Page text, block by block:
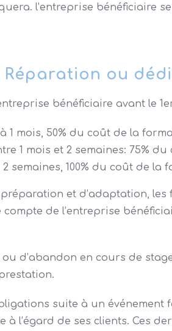
l’entreprise bénéficiaire
Réparation ou
bénéficiaire avant le
1 mois, 50% du coût de la
1 mois et 2 semaines: 75%
semaines, 100% du coût de la
et d’adaptation,
de l’entreprise
d’abandon en cours de
suite à un
l’égard de ses clients. Ces